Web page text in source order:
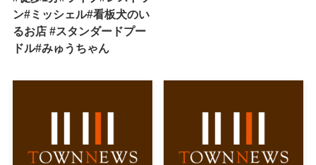
ン#ミッシェル#看板犬のい
るお店 #スタンダードプー
ドル#みゅうちゃん